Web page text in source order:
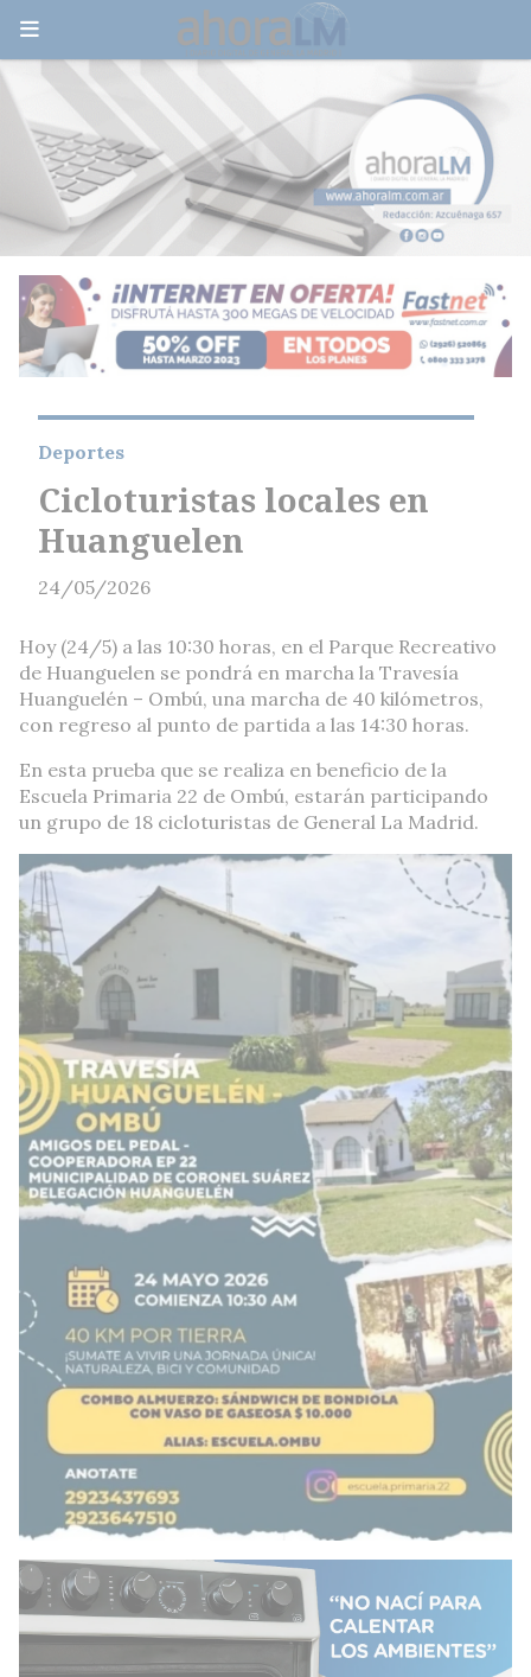
Cicloturistas locales en
Huanguelen
Deportes
24/05/2026
Hoy (24/5) a las 10:30 horas, en el Parque Recreativo
de Huanguelen se pondrá en marcha la Travesía
Huanguelén – Ombú, una marcha de 40 kilómetros,
con regreso al punto de partida a las 14:30 horas.
En esta prueba que se realiza en beneficio de la
Escuela Primaria 22 de Ombú, estarán participando
un grupo de 18 cicloturistas de General La Madrid.